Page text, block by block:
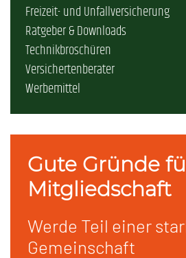
Freizeit- und Unfallversicherung
Ratgeber & Downloads
Technikbroschüren
Versichertenberater
Werbemittel
Gute Gründe
Mitgliedschaft
Werde Teil einer
Gemeinschaft